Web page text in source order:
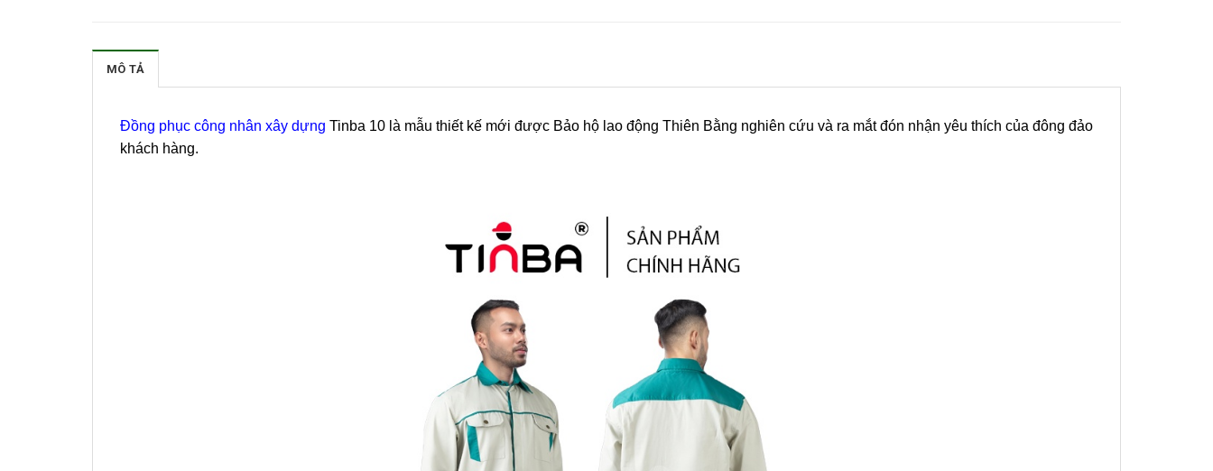
MÔ TẢ
Đồng phục công nhân xây dựng Tinba 10 là mẫu thiết kế mới được Bảo hộ lao động Thiên Bằng nghiên cứu và ra mắt đón nhận yêu thích của đông đảo
khách hàng.